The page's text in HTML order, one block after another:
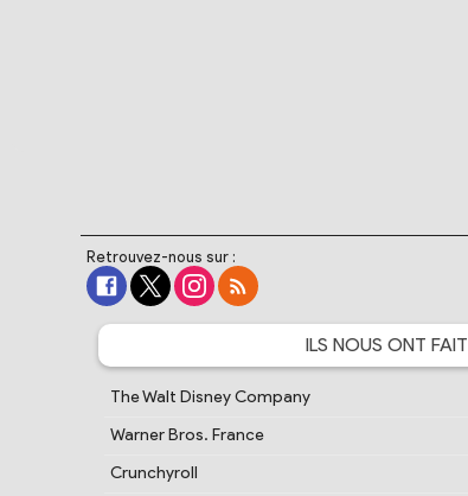
Retrouvez-nous sur :
ILS NOUS ONT FAIT
The Walt Disney Company
Warner Bros. France
Crunchyroll